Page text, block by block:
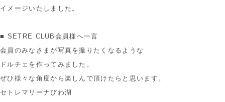
イメージいたしました。
■ SETRE CLUB会員様へ一言
会員のみなさまが写真を撮りたくなるような
ドルチェを作ってみました。
ぜひ様々な角度から楽しんで頂けたらと思います。
セトレマリーナびわ湖